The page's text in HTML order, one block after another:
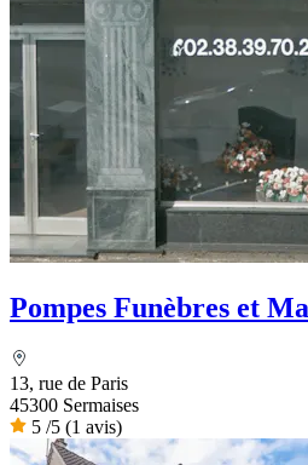
Pompes Funèbres et
13, rue de Paris
45300 Sermaises
5 /5 (1 avis)